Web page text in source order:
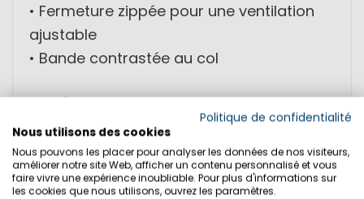
• Fermeture zippée pour une ventilation
ajustable
• Bande contrastée au col
40% polyester
TAILLES
Politique de confidentialité
Nous utilisons des cookies
Nous pouvons les placer pour analyser les données de nos visiteurs,
améliorer notre site Web, afficher un contenu personnalisé et vous
faire vivre une expérience inoubliable. Pour plus d'informations sur
les cookies que nous utilisons, ouvrez les paramètres.